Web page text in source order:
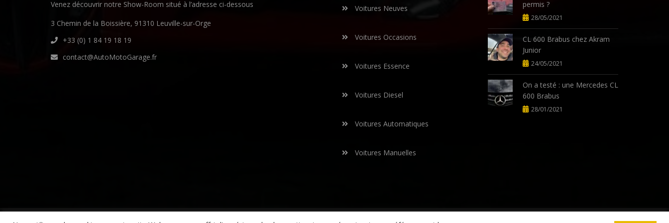
Venez découvrir notre Show-Room situé à l’adresse ci-dessous
3 Chemin de la Boissière, 91310 Leuville-sur-Orge
+33 (0) 1 84 19 18 19
contact@AutoMotoGarage.fr
Voitures Neuves
Voitures Occasions
Voitures Essence
Voitures Diesel
Voitures Automatiques
Voitures Manuelles
permis ?
28/05/2021
CL 600 Brabus chez Akram
Junior
24/05/2021
On a testé : une Mercedes CL
600 Brabus
28/01/2021